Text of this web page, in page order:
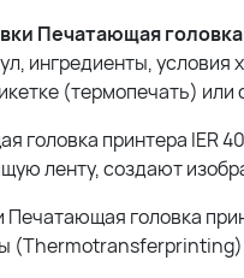
Печатающая
ингредиенты,
(термопечать)
головка принтера IER
ленту, создают
Печатающая головка